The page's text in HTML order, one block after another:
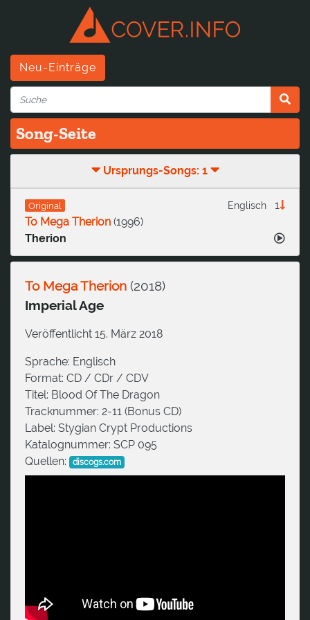
Neu-Einträge
Song-Seite
Ursprungs-Songs: 1
Original 1
Englisch
To Mega Therion (1996)
Therion
To Mega Therion (2018)
Imperial Age
Veröffentlicht 15. März 2018
Sprache: Englisch
Format: CD / CDr / CDV
Titel: Blood Of The Dragon
Tracknummer: 2-11 (Bonus CD)
Label: Stygian Crypt Productions
Katalognummer: SCP 095
Quellen:
discogs.com